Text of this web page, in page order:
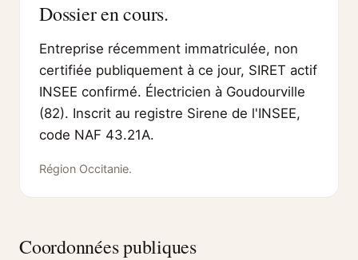
Dossier en cours.
Entreprise récemment immatriculée, non
certifiée publiquement à ce jour, SIRET actif
INSEE confirmé. Électricien à Goudourville
(82). Inscrit au registre Sirene de l'INSEE,
code NAF 43.21A.
Région Occitanie.
Coordonnées publiques